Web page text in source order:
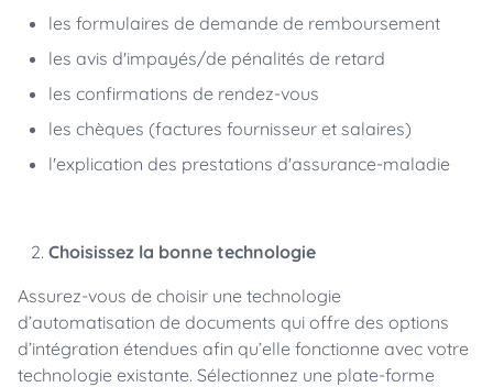
les formulaires de demande de remboursement
les avis d'impayés/de pénalités de retard
les confirmations de rendez-vous
les chèques (factures fournisseur et salaires)
l'explication des prestations d'assurance-maladie
Choisissez la bonne technologie
Assurez-vous de choisir une technologie
d’automatisation de documents qui offre des options
d’intégration étendues afin qu’elle fonctionne avec votre
technologie existante. Sélectionnez une plate-forme